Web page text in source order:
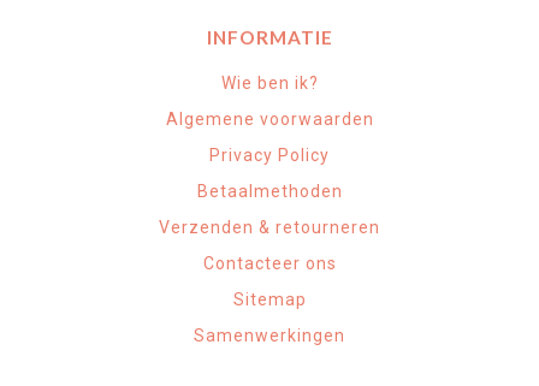
INFORMATIE
Wie ben ik?
Algemene voorwaarden
Privacy Policy
Betaalmethoden
Verzenden & retourneren
Contacteer ons
Sitemap
Samenwerkingen